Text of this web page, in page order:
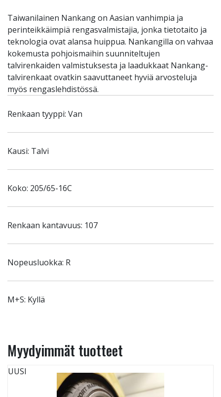
Taiwanilainen Nankang on Aasian vanhimpia ja
perinteikkäimpiä rengasvalmistajia, jonka tietotaito ja
teknologia ovat alansa huippua. Nankangilla on vahvaa
kokemusta pohjoismaihin suunniteltujen
talvirenkaiden valmistuksesta ja laadukkaat Nankang-
talvirenkaat ovatkin saavuttaneet hyviä arvosteluja
myös rengaslehdistössä.
Renkaan tyyppi: Van
Kausi: Talvi
Koko: 205/65-16C
Renkaan kantavuus: 107
Nopeusluokka: R
M+S: Kyllä
Myydyimmät tuotteet
UUSI